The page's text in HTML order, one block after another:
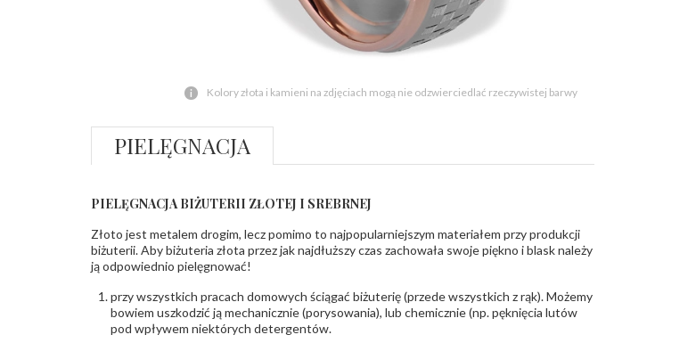
Kolory złota i kamieni na zdjęciach mogą nie odzwierciedlać rzeczywistej barwy
PIELĘGNACJA
PIELĘGNACJA BIŻUTERII ZŁOTEJ I SREBRNEJ
Złoto jest metalem drogim, lecz pomimo to najpopularniejszym materiałem przy produkcji
biżuterii. Aby biżuteria złota przez jak najdłuższy czas zachowała swoje piękno i blask należy
ją odpowiednio pielęgnować!
przy wszystkich pracach domowych ściągać biżuterię (przede wszystkich z rąk). Możemy
bowiem uszkodzić ją mechanicznie (porysowania), lub chemicznie (np. pęknięcia lutów
pod wpływem niektórych detergentów.